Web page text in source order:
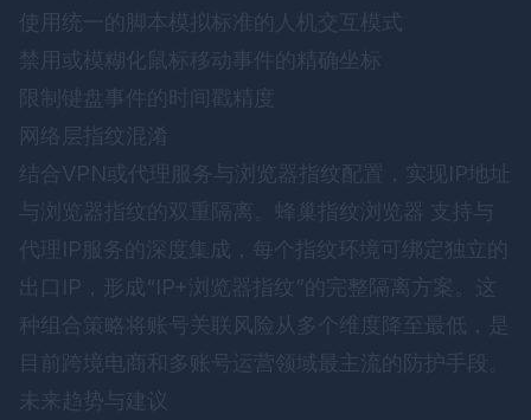
使用统一的脚本模拟标准的人机交互模式
禁用或模糊化鼠标移动事件的精确坐标
限制键盘事件的时间戳精度
网络层指纹混淆
结合VPN或代理服务与浏览器指纹配置，实现IP地址
与浏览器指纹的双重隔离。
蜂巢指纹浏览器 支持与
代理IP服务的深度集成，每个指纹环境可绑定独立的
出口IP，形成“IP+浏览器指纹”的完整隔离方案。这
种组合策略将账号关联风险从多个维度降至最低，是
目前跨境电商和多账号运营领域最主流的防护手段。
未来趋势与建议